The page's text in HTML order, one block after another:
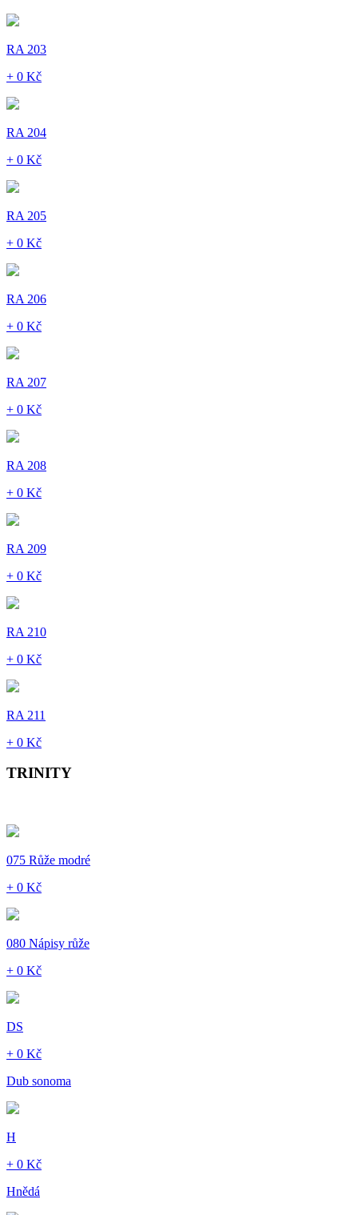
RA 203
+ 0 Kč
RA 204
+ 0 Kč
RA 205
+ 0 Kč
RA 206
+ 0 Kč
RA 207
+ 0 Kč
RA 208
+ 0 Kč
RA 209
+ 0 Kč
RA 210
+ 0 Kč
RA 211
+ 0 Kč
TRINITY
075 Růže modré
+ 0 Kč
080 Nápisy růže
+ 0 Kč
DS
+ 0 Kč
Dub sonoma
H
+ 0 Kč
Hnědá